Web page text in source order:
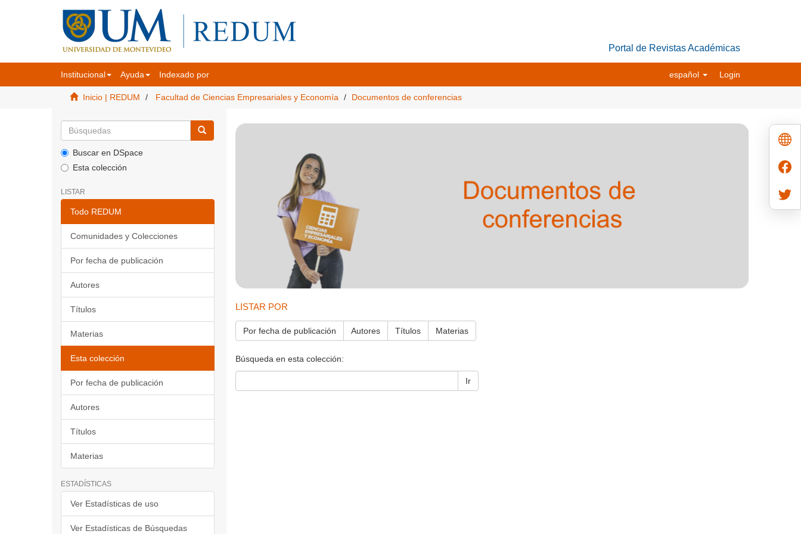
Portal de Revistas Académicas
Institucional Ayuda Indexado por español Login
Inicio | REDUM Facultad de Ciencias Empresariales y Economía Documentos de conferencias
Buscar en DSpace
Esta colección
LISTAR
Todo REDUM
Comunidades y Colecciones
Por fecha de publicación
Autores
Títulos
Materias
Esta colección
Por fecha de publicación
Autores
Títulos
Materias
ESTADÍSTICAS
Ver Estadísticas de uso
Ver Estadísticas de Búsquedas
LISTAR POR
Por fecha de publicación Autores Títulos Materias
Búsqueda en esta colección:
Ir